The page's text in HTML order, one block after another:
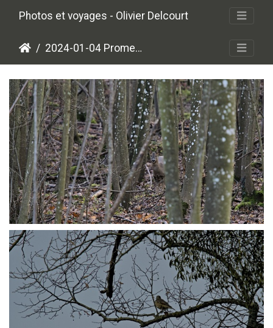
Photos et voyages - Olivier Delcourt
2024-01-04 Promenade d'hiver
P1045479